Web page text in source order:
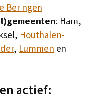
Beringen
: Ham,
Houthalen-
, Lummen en
actief: